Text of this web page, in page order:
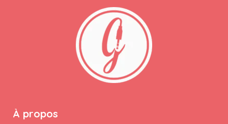
À propos